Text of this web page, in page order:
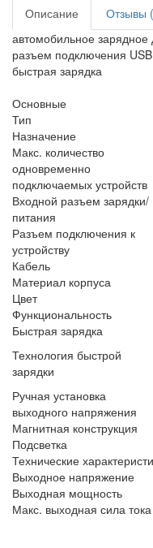
Описание
Отзывы
автомобильное
разъем подключения
быстрая зарядка
Основные
Тип
Назначение
Макс. количество
одновременно
подключаемых устройств
Входной разъем зарядки/
питания
Разъем подключения к
устройству
Кабель
Материал корпуса
Цвет
Функциональность
Быстрая зарядка
Технология быстрой
зарядки
Ручная установка
выходного напряжения
Магнитная конструкция
Подсветка
Технические
Выходное напряжение
Выходная мощность
Макс. выходная сила тока